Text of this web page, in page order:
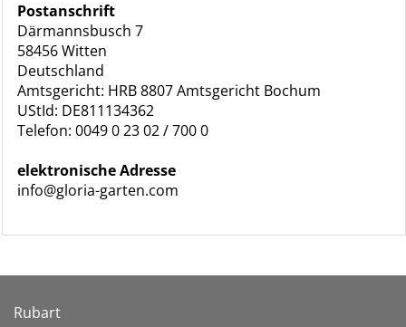
Postanschrift
Därmannsbusch 7
58456 Witten
Deutschland
Amtsgericht: HRB 8807 Amtsgericht Bochum
UStId: DE811134362
Telefon: 0049 0 23 02 / 700 0
elektronische Adresse
info@gloria-garten.com
Rubart